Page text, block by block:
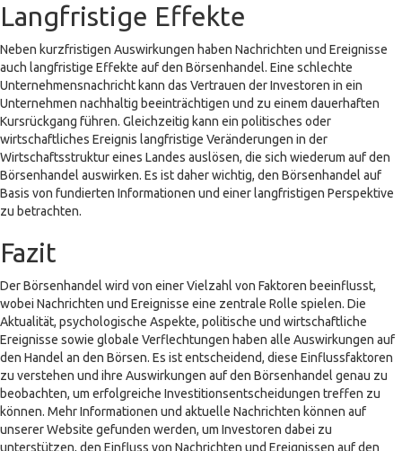
Langfristige Effekte
Neben kurzfristigen Auswirkungen haben Nachrichten und Ereignisse
auch langfristige Effekte auf den Börsenhandel. Eine schlechte
Unternehmensnachricht kann das Vertrauen der Investoren in ein
Unternehmen nachhaltig beeinträchtigen und zu einem dauerhaften
Kursrückgang führen. Gleichzeitig kann ein politisches oder
wirtschaftliches Ereignis langfristige Veränderungen in der
Wirtschaftsstruktur eines Landes auslösen, die sich wiederum auf den
Börsenhandel auswirken. Es ist daher wichtig, den Börsenhandel auf
Basis von fundierten Informationen und einer langfristigen Perspektive
zu betrachten.
Fazit
Der Börsenhandel wird von einer Vielzahl von Faktoren beeinflusst,
wobei Nachrichten und Ereignisse eine zentrale Rolle spielen. Die
Aktualität, psychologische Aspekte, politische und wirtschaftliche
Ereignisse sowie globale Verflechtungen haben alle Auswirkungen auf
den Handel an den Börsen. Es ist entscheidend, diese Einflussfaktoren
zu verstehen und ihre Auswirkungen auf den Börsenhandel genau zu
beobachten, um erfolgreiche Investitionsentscheidungen treffen zu
können. Mehr Informationen und aktuelle Nachrichten können auf
unserer Website gefunden werden, um Investoren dabei zu
unterstützen, den Einfluss von Nachrichten und Ereignissen auf den